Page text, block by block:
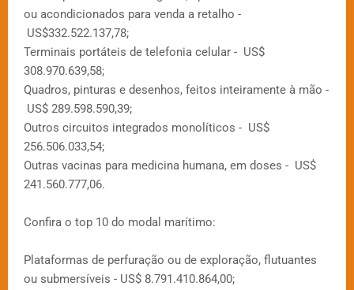
ou acondicionados para venda a retalho -
US$332.522.137,78;
Terminais portáteis de telefonia celular - US$
308.970.639,58;
Quadros, pinturas e desenhos, feitos inteiramente à mão -
US$ 289.598.590,39;
Outros circuitos integrados monolíticos - US$
256.506.033,54;
Outras vacinas para medicina humana, em doses - US$
241.560.777,06.
Confira o top 10 do modal marítimo:
Plataformas de perfuração ou de exploração, flutuantes
ou submersíveis - US$ 8.791.410.864,00;